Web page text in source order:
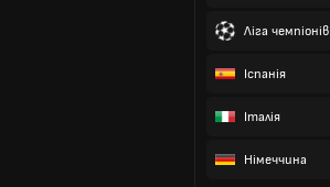
Ліга чемпіонів
Іспанія
Італія
Німеччина